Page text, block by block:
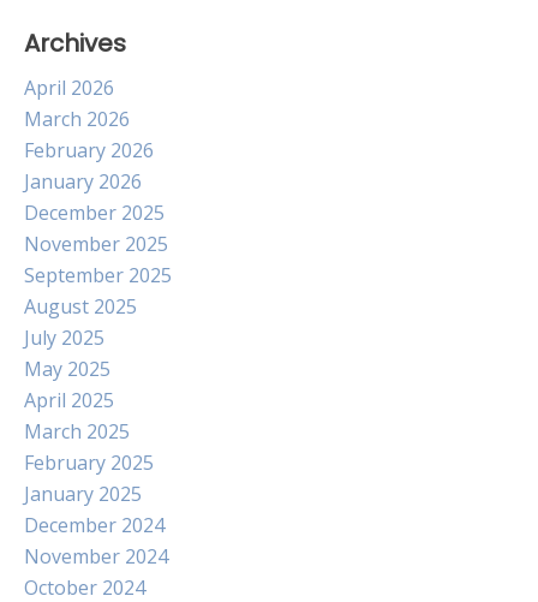
Archives
April 2026
March 2026
February 2026
January 2026
December 2025
November 2025
September 2025
August 2025
July 2025
May 2025
April 2025
March 2025
February 2025
January 2025
December 2024
November 2024
October 2024